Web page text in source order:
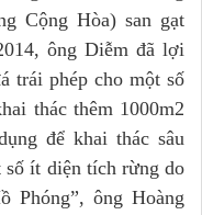
Cộng Hòa) san gạt
ông Diễm đã lợi
trái phép cho một số
thác thêm 1000m2
để khai thác sâu
ít diện tích rừng do
Phóng”, ông Hoàng